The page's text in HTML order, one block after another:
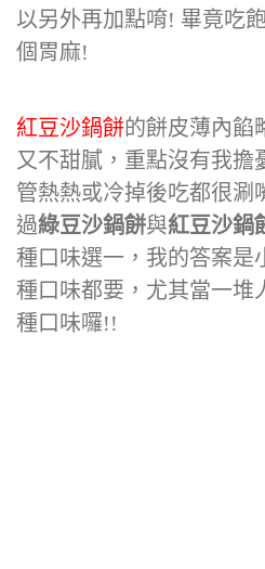
以另外再加點唷! 畢竟吃
個胃麻!
紅豆沙鍋餅的餅皮薄內餡
又不甜膩，重點沒有我擔
管熱熱或冷掉後吃都很涮
過綠豆沙鍋餅與紅豆沙鍋
種口味選一，我的答案是
種口味都要，尤其當一堆
種口味囉!!